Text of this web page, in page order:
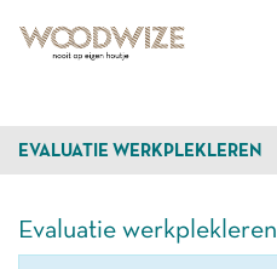
EVALUATIE WERKPLEKLEREN
Evaluatie werkplekleren